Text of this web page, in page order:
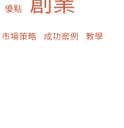
優點
市場策略 成功案例
教學